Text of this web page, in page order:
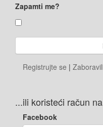
Zapamti me?
Registrujte se |
...ili koristeći račun
Facebook